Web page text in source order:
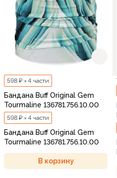
598 ₽ × 4 части
Бандана Buff Original Gem
Tourmaline 136781.756.10.00
598 ₽ × 4 части
Бандана Buff Original Gem
Tourmaline 136781.756.10.00
В корзину